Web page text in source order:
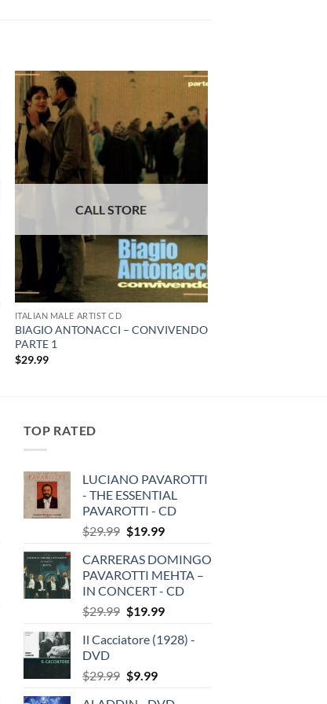
ITALIAN MALE ARTIST CD
BIAGIO ANTONACCI – CONVIVENDO
PARTE 1
$29.99
TOP RATED
LUCIANO PAVAROTTI
- THE ESSENTIAL
PAVAROTTI - CD
$29.99 Original
was:
$29.99.
$19.99Current
is:
$19.99.
CARRERAS DOMINGO
PAVAROTTI MEHTA –
IN CONCERT - CD
$29.99 Original
was:
$19.99Current
is:
Il Cacciatore (1928) -
DVD
$29.99 Original
$9.99Current